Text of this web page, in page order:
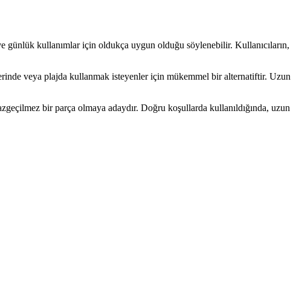
günlük kullanımlar için oldukça uygun olduğu söylenebilir. Kullanıcıların,
veya plajda kullanmak isteyenler için mükemmel bir alternatiftir. Uzun
bir parça olmaya adaydır. Doğru koşullarda kullanıldığında, uzun